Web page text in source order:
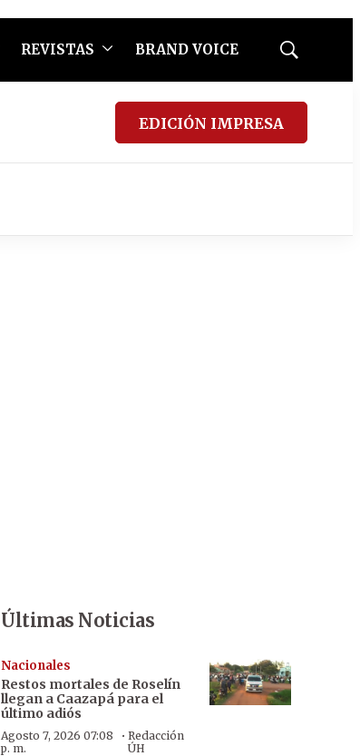
REVISTAS BRAND VOICE
Mostrar
EDICIÓN IMPRESA
Últimas Noticias
Nacionales
Restos mortales de Roselín
llegan a Caazapá para el
último adiós
Agosto 7, 2026 07:08
p. m.
· Redacción
ÚH